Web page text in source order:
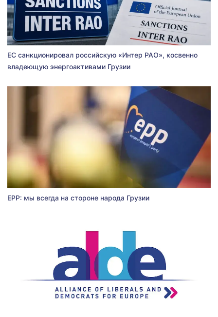
ЕС санкционировал российскую «Интер РАО», косвенно
владеющую энергоактивами Грузии
EPP: мы всегда на стороне народа Грузии